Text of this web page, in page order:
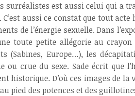
surréalistes est aussi celui qui a
C’est aussi ce constat que tout
de l’énergie sexuelle. Dans
toute petite allégorie au
(Sabines, Europe…), les
ou crue du sexe. Sade écrit que
historique. D’où ces images de
pied des potences et des